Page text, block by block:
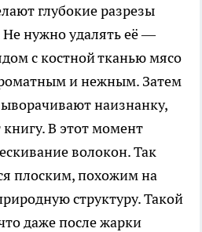
глубокие разрезы
нужно удалять её —
с костной тканью мясо
и нежным. Затем
наизнанку,
В этот момент
волокон. Так
плоским, похожим на
структуру. Такой
даже после жарки